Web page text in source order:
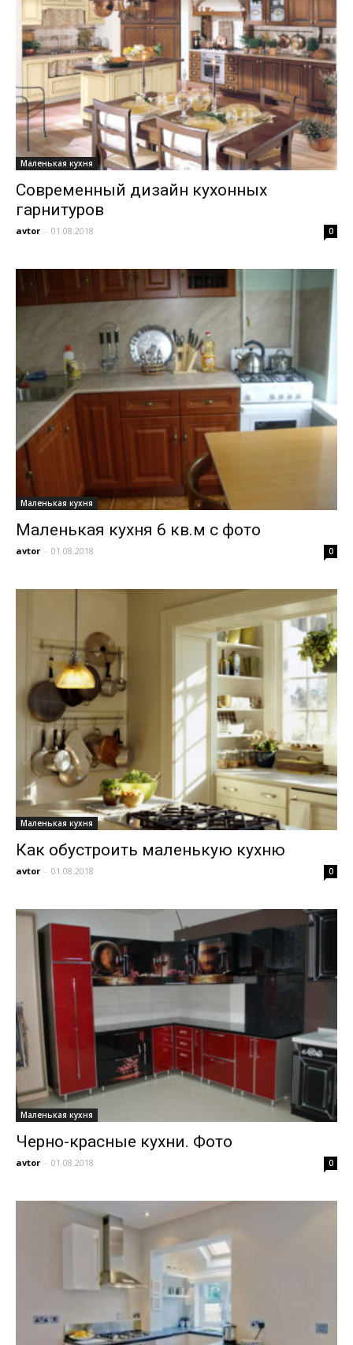
Маленькая кухня
Современный дизайн кухонных
гарнитуров
avtor - 01.08.2018 0
Маленькая кухня
Маленькая кухня 6 кв.м с фото
avtor - 01.08.2018 0
Маленькая кухня
Как обустроить маленькую кухню
avtor - 01.08.2018 0
Маленькая кухня
Черно-красные кухни. Фото
avtor - 01.08.2018 0